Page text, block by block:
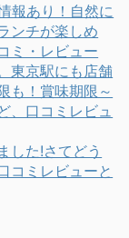
報あり！自然に
ンチが楽しめ
ミ・レビュー
東京駅にも店舗
も！賞味期限～
、口コミレビュ
た!さてどう
コミレビューと